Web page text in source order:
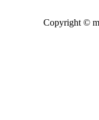
Copyright ©